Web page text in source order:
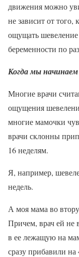
движения можно
не зависит от того,
ощущать
беременности по
Когда мы
Многие врачи
ощущения
многие мамочки
врачи склонны
16 неделям.
Я, например,
недель.
А моя мама во
Причем, врач ей не
в ее лежащую на
сразу прибавили